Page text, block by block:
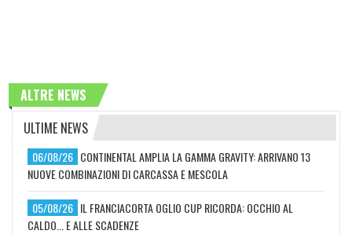
ALTRE NEWS
ULTIME NEWS
06/08/26 CONTINENTAL AMPLIA LA GAMMA GRAVITY: ARRIVANO 13
NUOVE COMBINAZIONI DI CARCASSA E MESCOLA
05/08/26 IL FRANCIACORTA OGLIO CUP RICORDA: OCCHIO AL
CALDO... E ALLE SCADENZE